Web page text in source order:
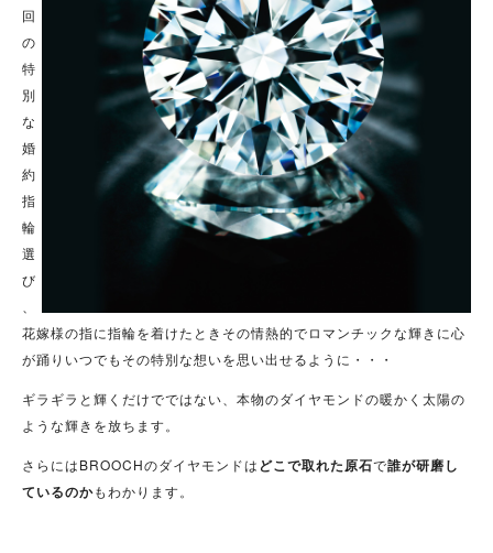
回
の
特
別
な
婚
約
指
輪
選
び
花嫁様の指に指輪を着けたときその情熱的でロマンチックな輝きに心
が踊りいつでもその特別な想いを思い出せるように・・・
ギラギラと輝くだけでではない、本物のダイヤモンドの暖かく太陽の
ような輝きを放ちます。
さらにはBROOCHのダイヤモンドは どこで取れた原石で誰が研磨し
ているのかもわかります。